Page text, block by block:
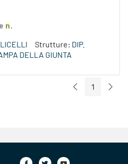
n.
Strutture: DIP.
DELLA GIUNTA
PaginaPagina
1